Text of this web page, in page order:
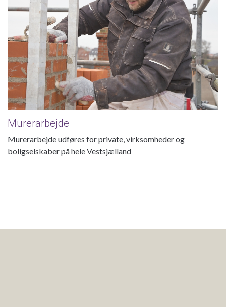
Murerarbejde
Murerarbejde udføres for private, virksomheder og
boligselskaber på hele Vestsjælland